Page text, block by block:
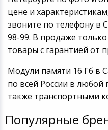
цене и
звоните по телефону в
98-99. В продаже
товары с гарантией от
Модули памяти 16 Гб в
по всей России в любой
также транспортными
Популярные